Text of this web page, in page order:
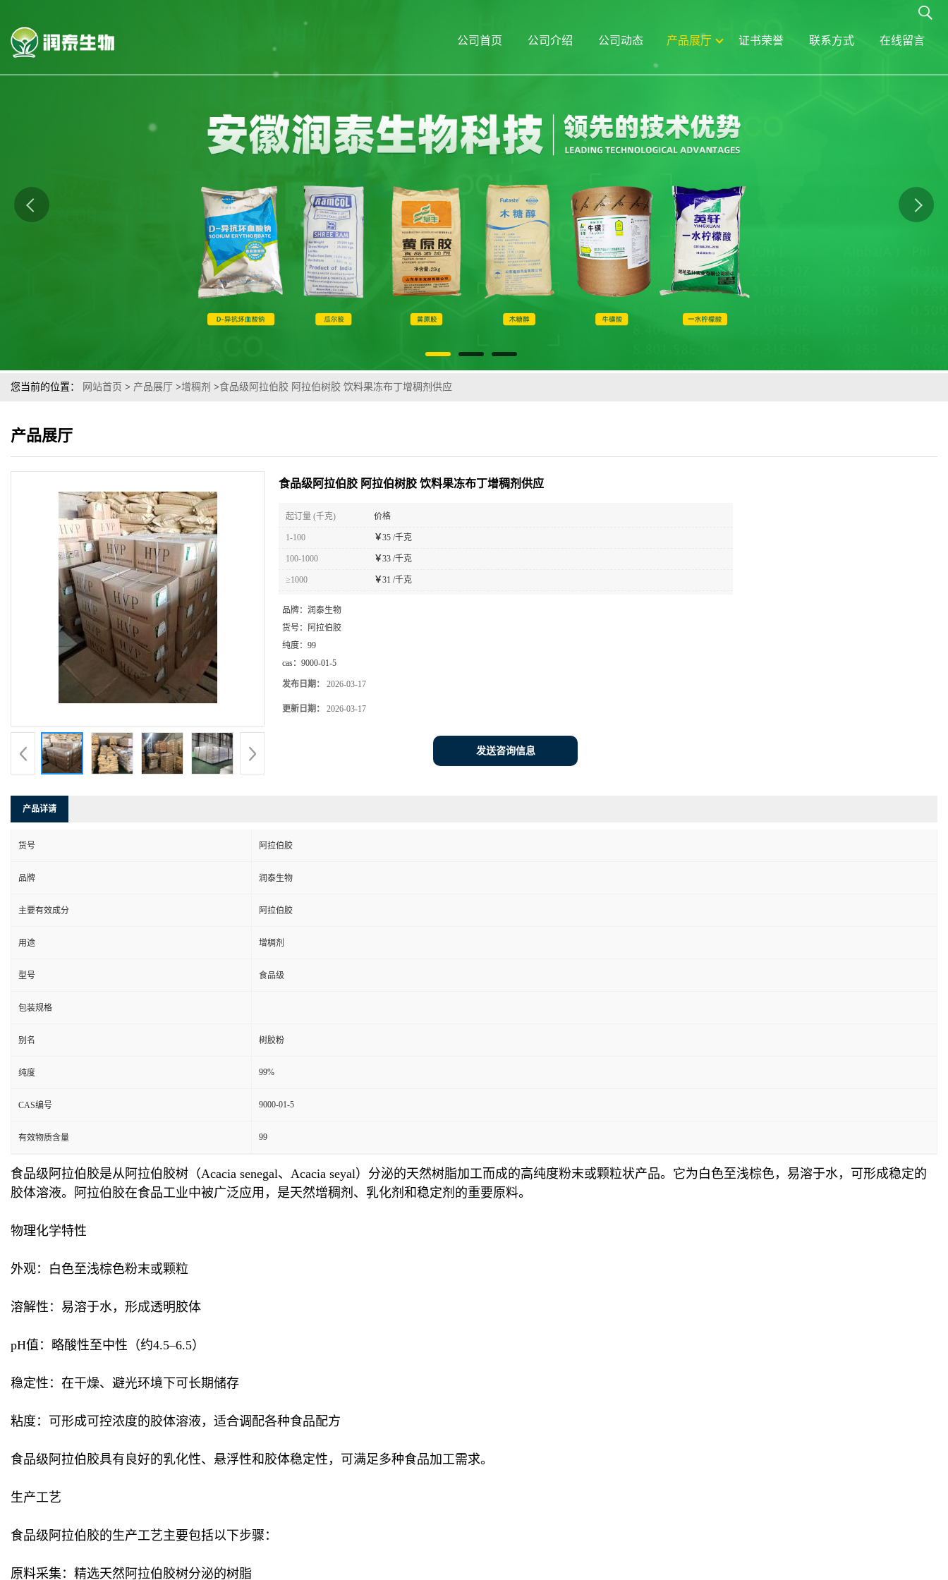
公司首页 公司介绍 公司动态 产品展厅 证书荣誉 联系方式 在线留言
您当前的位置： 网站首页 > 产品展厅 >增稠剂 >食品级阿拉伯胶 阿拉伯树胶 饮料果冻布丁增稠剂供应
产品展厅
食品级阿拉伯胶 阿拉伯树胶 饮料果冻布丁增稠剂供应
起订量 (千克) 价格
1-100 ￥35 /千克
100-1000 ￥33 /千克
≥1000 ￥31 /千克
品牌： 润泰生物
货号：
阿拉伯胶
纯度： 99
cas： 9000-01-5
发布日期： 2026-03-17
更新日期： 2026-03-17
发送咨询信息
产品详请
货号 阿拉伯胶
品牌 润泰生物
主要有效成分 阿拉伯胶
用途 增稠剂
型号 食品级
包装规格
别名 树胶粉
纯度 99%
CAS编号 9000-01-5
有效物质含量 99
食品级阿拉伯胶是从阿拉伯胶树（Acacia senegal、Acacia seyal）分泌的天然树脂加工而成的高纯度粉末或颗粒状产品。它为白色至浅棕色，易溶于水，可形成稳定的
胶体溶液。阿拉伯胶在食品工业中被广泛应用，是天然增稠剂、乳化剂和稳定剂的重要原料。
物理化学特性
外观：白色至浅棕色粉末或颗粒
溶解性：易溶于水，形成透明胶体
pH值：略酸性至中性（约4.5–6.5）
稳定性：在干燥、避光环境下可长期储存
粘度：可形成可控浓度的胶体溶液，适合调配各种食品配方
食品级阿拉伯胶具有良好的乳化性、悬浮性和胶体稳定性，可满足多种食品加工需求。
生产工艺
食品级阿拉伯胶的生产工艺主要包括以下步骤：
原料采集：精选天然阿拉伯胶树分泌的树脂